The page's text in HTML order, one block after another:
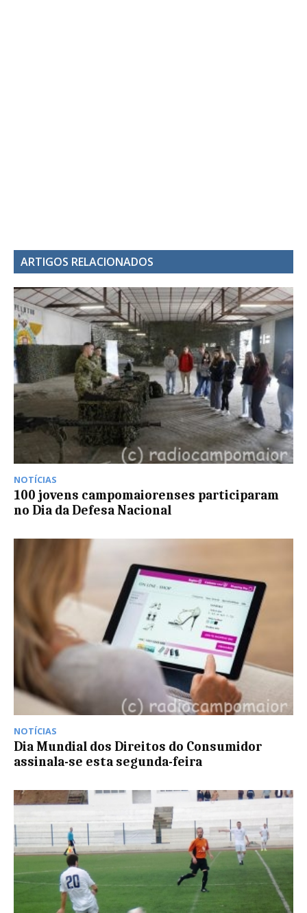
ARTIGOS RELACIONADOS
NOTÍCIAS
100 jovens campomaiorenses participaram
no Dia da Defesa Nacional
NOTÍCIAS
Dia Mundial dos Direitos do Consumidor
assinala-se esta segunda-feira